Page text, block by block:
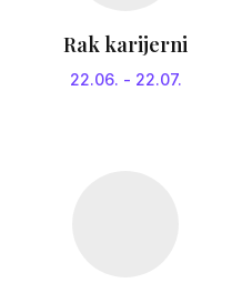
Rak karijerni
22.06. - 22.07.